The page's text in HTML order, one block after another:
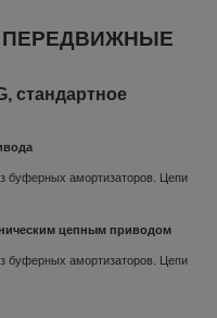
стандартное
буферных амортизаторов. Цепи
цепным приводом
буферных амортизаторов. Цепи